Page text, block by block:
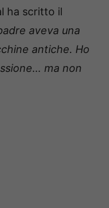
ha scritto il
aveva una
antiche. Ho
ma non